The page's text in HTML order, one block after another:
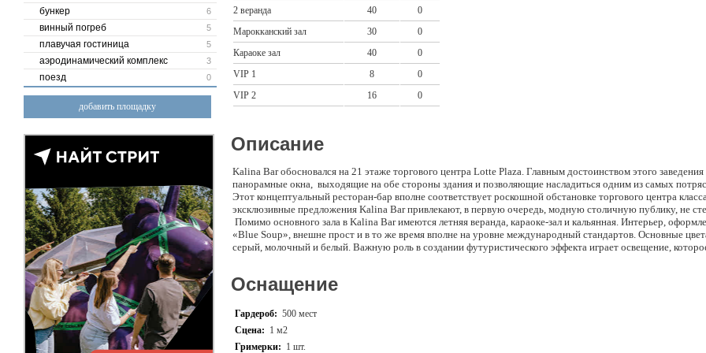
6
бункер
5
винный погреб
5
плавучая гостиница
3
аэродинамический комплекс
0
поезд
добавить площадку
2 веранда
40
0
Марокканский зал
30
0
Караоке зал
40
0
VIP 1
8
0
VIP 2
16 0
Описание
Kalina Bar обосновался на 21 этаже торгового центра Lotte Plaza. Главным достоинством этого
панорамные окна, выходящие на обе стороны здания и позволяющие насладиться одним из самых
Этот концептуальный ресторан-бар вполне соответствует роскошной обстановке торгового центра
эксклюзивные предложения Kalina Bar привлекают, в первую очередь, модную столичную публику, не
Помимо основного зала в Kalina Bar имеются летняя веранда, караоке-зал и кальянная. Интерьер,
«Blue Soup», внешне прост и в то же время вполне на уровне международный стандартов. Основные
серый, молочный и белый. Важную роль в создании футуристического эффекта играет освещение,
В составлении коктейльной карты принимал участие модный российский бармен, постоянно
уже прославилось среди клубных завсегдатаев и содержит поистине головокружительные предложения,
удовольствие. Можно упомянуть коктейль «Бельгийский белый мартини» из ванильной водки с белым
какао-ликером, коктейль «Личи мартини» (водка, перемешанная с личи, ликером Elderflower и лимонным
арбуз» (сочетание арбуза с корнем имбиря, медом и текилой). Винная карта тоже старается не отставать
предложений.
Оснащение
Гардероб: 500 мест
Сцена: 1 м2
Гримерки: 1 шт.